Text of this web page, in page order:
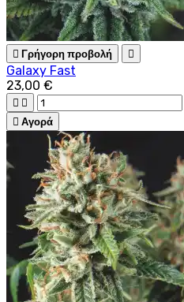
 Γρήγορη προβολή 
Galaxy Fast
23,00 €
 
 Αγορά